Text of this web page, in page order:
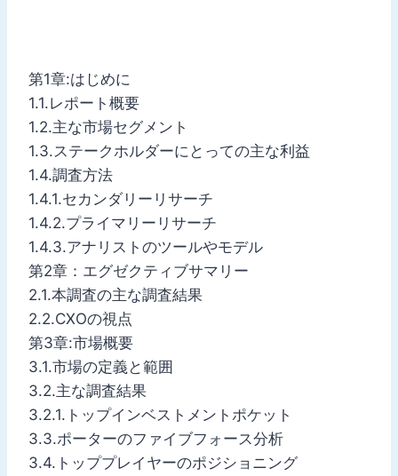
第1章:はじめに
1.1.レポート概要
1.2.主な市場セグメント
1.3.ステークホルダーにとっての主な利益
1.4.調査方法
1.4.1.セカンダリーリサーチ
1.4.2.プライマリーリサーチ
1.4.3.アナリストのツールやモデル
第2章：エグゼクティブサマリー
2.1.本調査の主な調査結果
2.2.CXOの視点
第3章:市場概要
3.1.市場の定義と範囲
3.2.主な調査結果
3.2.1.トップインベストメントポケット
3.3.ポーターのファイブフォース分析
3.4.トッププレイヤーのポジショニング